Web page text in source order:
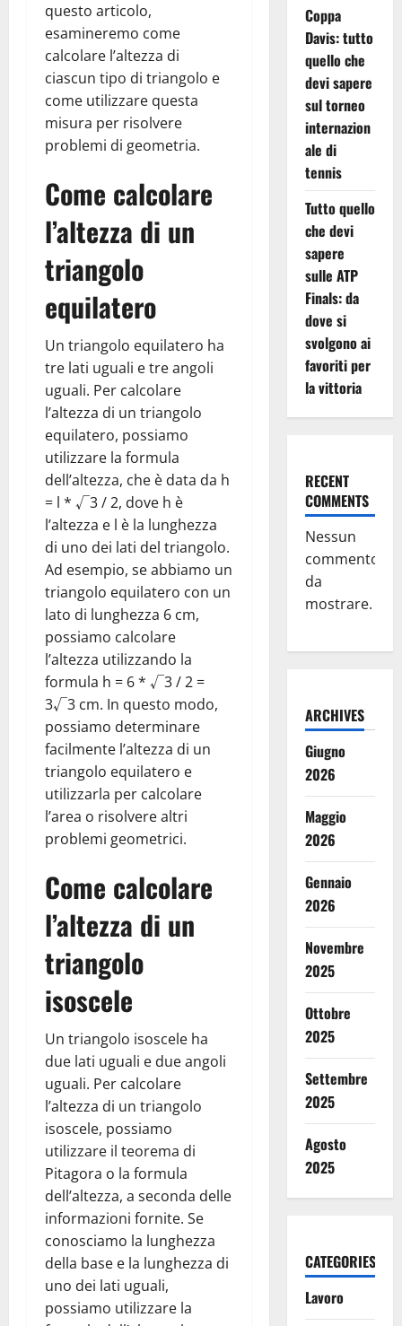
questo articolo,
esamineremo come
calcolare l’altezza di
ciascun tipo di triangolo e
come utilizzare questa
misura per risolvere
problemi di geometria.
Come calcolare
l’altezza di un
triangolo
equilatero
Un triangolo equilatero ha
tre lati uguali e tre angoli
uguali. Per calcolare
l’altezza di un triangolo
equilatero, possiamo
utilizzare la formula
dell’altezza, che è data da h
= l * √3 / 2, dove h è
l’altezza e l è la lunghezza
di uno dei lati del triangolo.
Ad esempio, se abbiamo un
triangolo equilatero con un
lato di lunghezza 6 cm,
possiamo calcolare
l’altezza utilizzando la
formula h = 6 * √3 / 2 =
3√3 cm. In questo modo,
possiamo determinare
facilmente l’altezza di un
triangolo equilatero e
utilizzarla per calcolare
l’area o risolvere altri
problemi geometrici.
Come calcolare
l’altezza di un
triangolo
isoscele
Un triangolo isoscele ha
due lati uguali e due angoli
uguali. Per calcolare
l’altezza di un triangolo
isoscele, possiamo
utilizzare il teorema di
Pitagora o la formula
dell’altezza, a seconda delle
informazioni fornite. Se
conosciamo la lunghezza
della base e la lunghezza di
uno dei lati uguali,
possiamo utilizzare la
Coppa
Davis: tutto
quello che
devi sapere
sul torneo
internazion
ale di
tennis
Tutto quello
che devi
sapere
sulle ATP
Finals: da
dove si
svolgono ai
favoriti per
la vittoria
RECENT
COMMENTS
Nessun
commento
da
mostrare.
ARCHIVES
Giugno
2026
Maggio
2026
Gennaio
2026
Novembre
2025
Ottobre
2025
Settembre
2025
Agosto
2025
CATEGORIES
Lavoro